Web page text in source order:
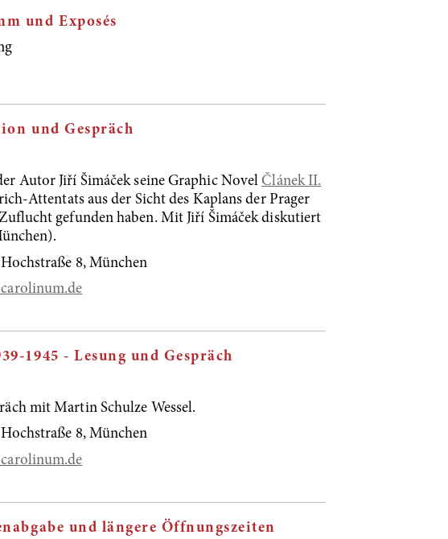
und Exposés
und Gespräch
Autor Jiří Šimáček seine Graphic NovelČlánek II.
Attentats aus der Sicht des Kaplans der Prager
gefunden haben. Mit Jiří Šimáček diskutiert
8, München
1945 - Lesung und Gespräch
mit Martin Schulze Wessel.
8, München
und längere Öffnungszeiten